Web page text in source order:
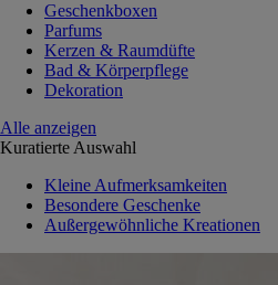
Geschenkboxen
Parfums
Kerzen & Raumdüfte
Bad & Körperpflege
Dekoration
Alle anzeigen
Kuratierte Auswahl
Kleine Aufmerksamkeiten
Besondere Geschenke
Außergewöhnliche Kreationen